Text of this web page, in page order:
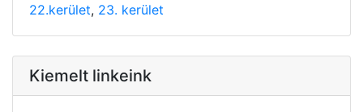
22.kerület, 23. kerület
Kiemelt linkeink